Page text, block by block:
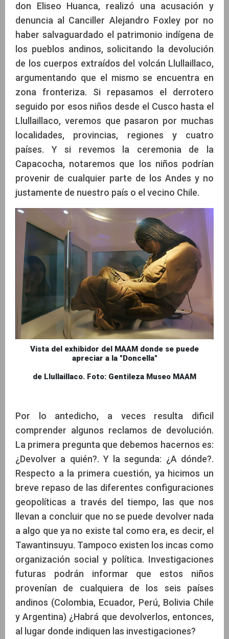
don Eliseo Huanca, realizó una acusación y
denuncia al Canciller Alejandro Foxley por no
haber salvaguardado el patrimonio indígena de
los pueblos andinos, solicitando la devolución
de los cuerpos extraídos del volcán Llullaillaco,
argumentando que el mismo se encuentra en
zona fronteriza. Si repasamos el derrotero
seguido por esos niños desde el Cusco hasta el
Llullaillaco, veremos que pasaron por muchas
localidades, provincias, regiones y cuatro
países. Y si revemos la ceremonia de la
Capacocha, notaremos que los niños podrían
provenir de cualquier parte de los Andes y no
justamente de nuestro país o el vecino Chile.
Vista del exhibidor del MAAM donde se puede
apreciar a la "Doncella"
de Llullaillaco. Foto: Gentileza Museo MAAM
Por lo antedicho, a veces resulta dificil
comprender algunos reclamos de devolución.
La primera pregunta que debemos hacernos es:
¿Devolver a quién?. Y la segunda: ¿A dónde?.
Respecto a la primera cuestión, ya hicimos un
breve repaso de las diferentes configuraciones
geopolíticas a través del tiempo, las que nos
llevan a concluir que no se puede devolver nada
a algo que ya no existe tal como era, es decir, el
Tawantinsuyu. Tampoco existen los incas como
organización social y política. Investigaciones
futuras podrán informar que estos niños
provenían de cualquiera de los seis países
andinos (Colombia, Ecuador, Perú, Bolivia Chile
y Argentina) ¿Habrá que devolverlos, entonces,
al lugar donde indiquen las investigaciones?